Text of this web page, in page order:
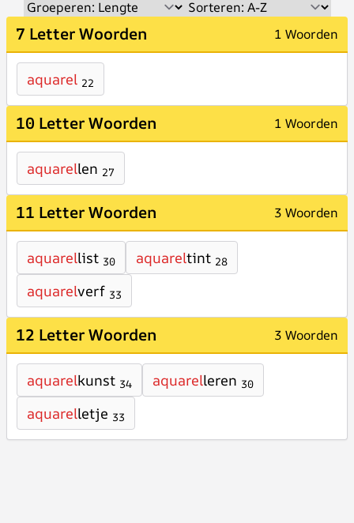
7 Letter Woorden 1 Woorden
aquarel 22
10 Letter Woorden 1 Woorden
aquarellen 27
11 Letter Woorden 3 Woorden
aquarellist 30 aquareltint 28
aquarelverf 33
12 Letter Woorden 3 Woorden
aquarelkunst 34 aquarelleren 30
aquarelletje 33